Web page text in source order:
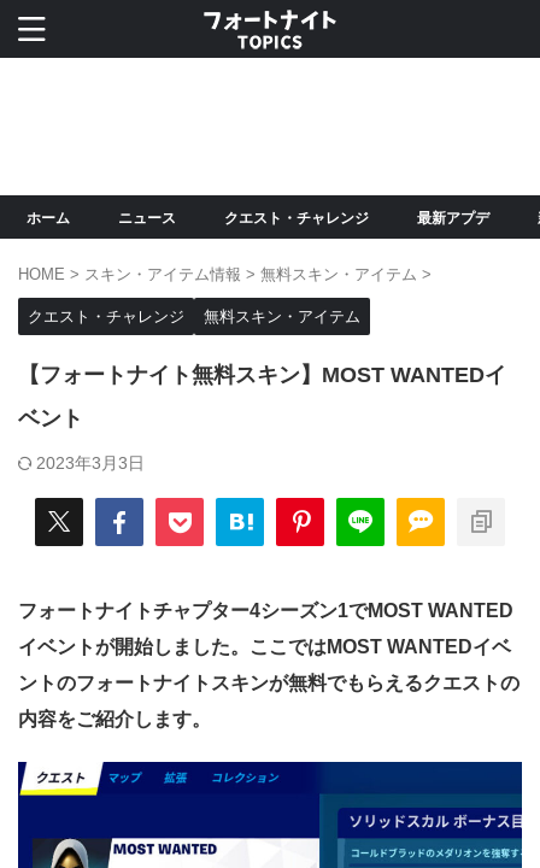
ホーム ニュース クエスト・チャレンジ 最新アプデ
HOME > スキン・アイテム情報 > 無料スキン・アイテム >
クエスト・チャレンジ 無料スキン・アイテム
【フォートナイト無料スキン】MOST WANTEDイ
ベント
2023年3月3日
フォートナイトチャプター4シーズン1でMOST WANTED
イベントが開始しました。ここではMOST WANTEDイベ
ントのフォートナイトスキンが無料でもらえるクエストの
内容をご紹介します。